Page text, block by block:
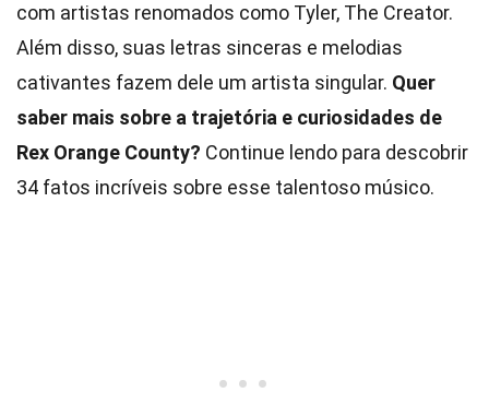
com artistas renomados como Tyler, The Creator.
Além disso, suas letras sinceras e melodias
cativantes fazem dele um artista singular. Quer
saber mais sobre a trajetória e curiosidades de
Rex Orange County? Continue lendo para descobrir
34 fatos incríveis sobre esse talentoso músico.